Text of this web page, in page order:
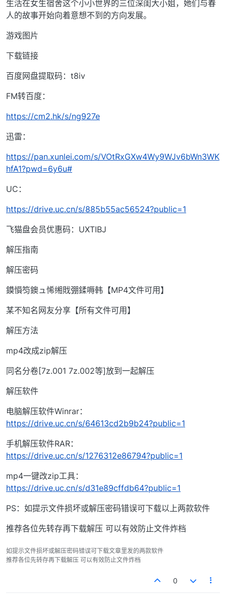
生活在女生宿舍这个小小世界的三位深闺大小姐，她们与春
人的故事开始向着意想不到的方向发展。
游戏图片
下载链接
百度网盘提取码：t8iv
FM转百度：
https://cm2.hk/s/ng927e
迅雷：
https://pan.xunlei.com/s/VOtRxGXw4Wy9WJv6bWn3WK
hfA1?pwd=6y6u#
UC：
https://drive.uc.cn/s/885b55ac56524?public=1
飞猫盘会员优惠码：UXTIBJ
解压指南
解压密码
鏌愪笉鐭ュ悕缃戝弸鍒嗕韩【MP4文件可用】
某不知名网友分享【所有文件可用】
解压方法
mp4改成zip解压
同名分卷[7z.001 7z.002等]放到一起解压
解压软件
电脑解压软件Winrar：
https://drive.uc.cn/s/64613cd2b9b24?public=1
手机解压软件RAR：
https://drive.uc.cn/s/1276312e86794?public=1
mp4一键改zip工具：
https://drive.uc.cn/s/d31e89cffdb64?public=1
PS：如提示文件损坏或解压密码错误可下载以上两款软件
推荐各位先转存再下载解压 可以有效防止文件炸档
如提示文件损坏或解压密码错误可下载文章里发的两款软件
推荐各位先转存再下载解压 可以有效防止文件炸档
0